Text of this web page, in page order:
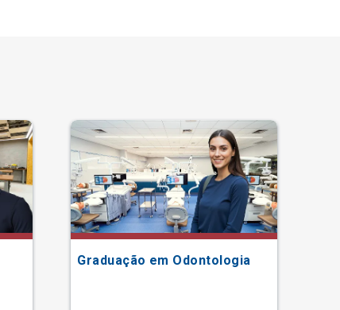
Graduação em Odontologia